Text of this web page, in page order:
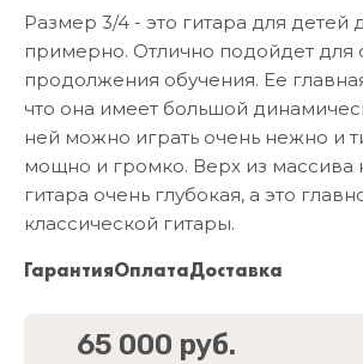
Размер 3/4 - это гитара для детей
примерно. Отлично подойдет для
продолжения обучения. Ее
что она имеет большой
ней можно играть очень нежно и
мощно и громко. Верх из массива
гитара очень глубокая, а это
классической гитары.
ГарантияОплатаДоставка
65 000 руб.